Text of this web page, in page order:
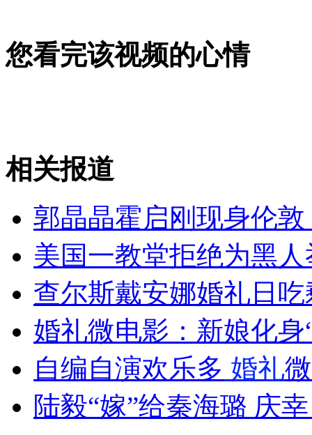
奥运手球赛场 球员鼓励队友当“垫背”
山西运城恶犬咬伤多人 警民合力深夜将其击毙
女孩北京地铁殴打老人 痛下狠手拳打脚踢
无痛分娩是否安全 医生回应
外交部：反对强权政治霸凌主义
外交部：有关国家言论片面不公正
您看完该视频的心情
相关报道
郭晶晶霍启刚现身伦
美国一教堂拒绝为黑
查尔斯戴安娜婚礼日
婚礼微电影：新娘化
自编自演欢乐多 婚礼
陆毅“嫁”给秦海璐 庆